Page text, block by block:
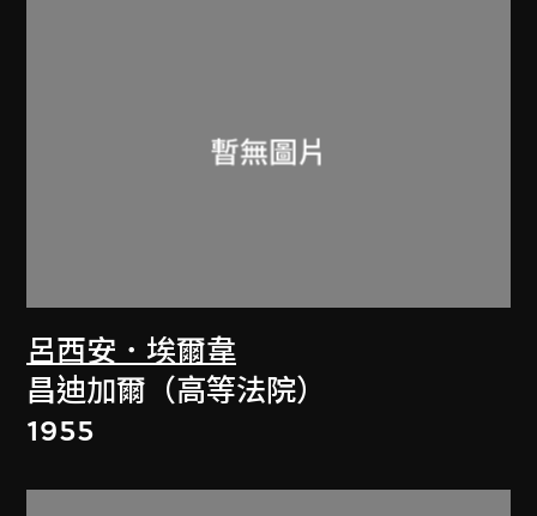
呂西安．埃爾韋
昌迪加爾（高等法院）
1955